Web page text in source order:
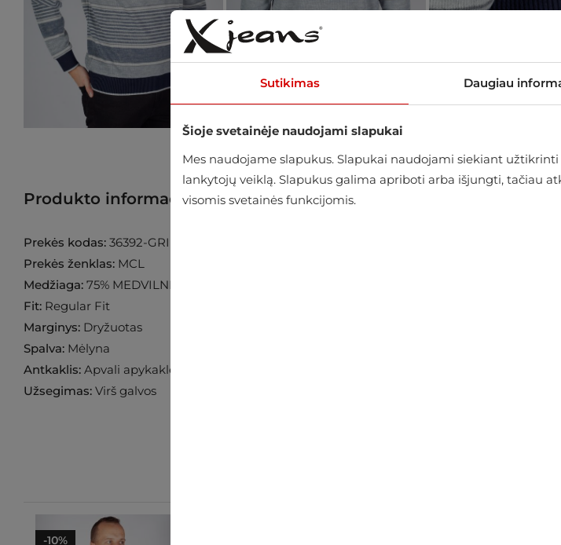
Produkto informacija Raskite prekę parduotuvėje
Prekės kodas: 36392-GRI
Prekės ženklas: MCL
Medžiaga: 75% MEDVILNĖ 25% POLIESTERIS
Fit: Regular Fit
Marginys: Dryžuotas
Spalva: Mėlyna
Antkaklis: Apvali apykaklė
Užsegimas: Virš galvos
-10%
Sutikimas Daugiau
Šioje svetainėje naudojami slapukai
Mes naudojame slapukus. Slapukai naudojami siekiant
lankytojų veiklą. Slapukus galima apriboti arba išjungti, tačiau
visomis svetainės funkcijomis.